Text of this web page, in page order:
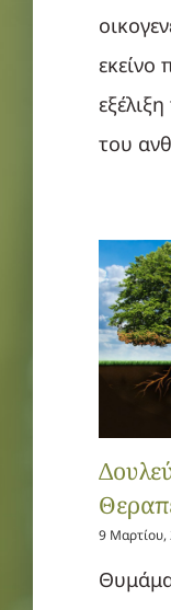
εκείνο
του
9 Μαρτίου,